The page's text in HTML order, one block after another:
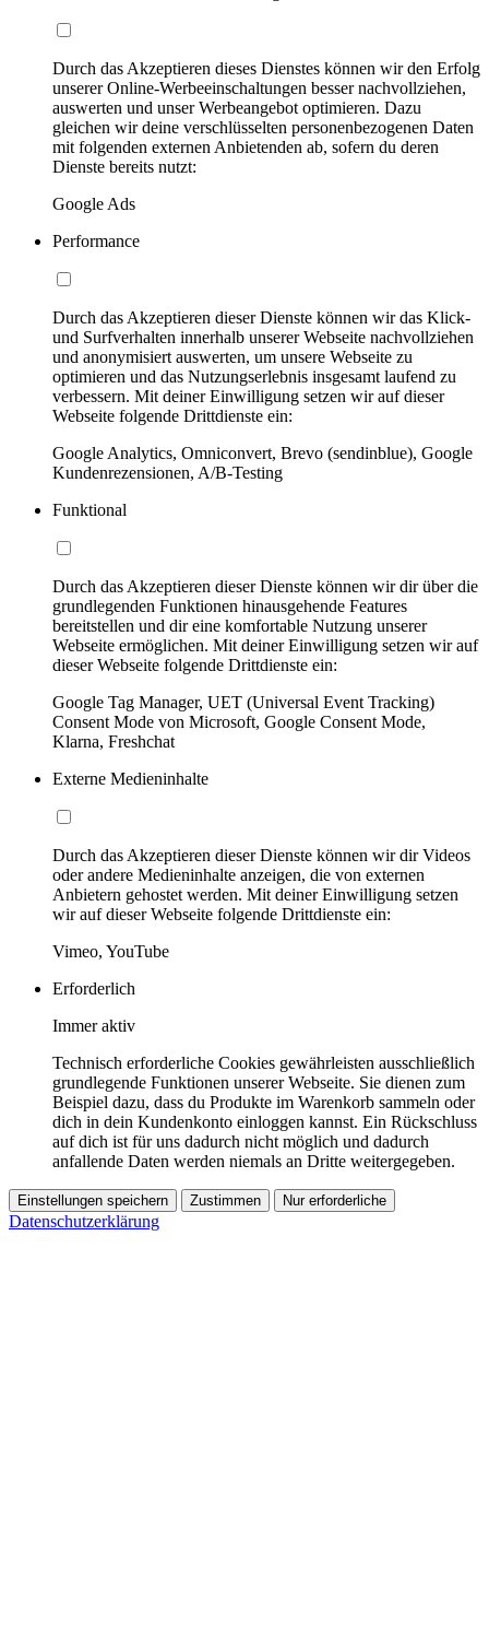
Durch das Akzeptieren dieses Dienstes können wir den Erfolg
unserer Online-Werbeeinschaltungen besser nachvollziehen,
auswerten und unser Werbeangebot optimieren. Dazu
gleichen wir deine verschlüsselten personenbezogenen Daten
mit folgenden externen Anbietenden ab, sofern du deren
Dienste bereits nutzt:
Google Ads
Performance
Durch das Akzeptieren dieser Dienste können wir das Klick-
und Surfverhalten innerhalb unserer Webseite nachvollziehen
und anonymisiert auswerten, um unsere Webseite zu
optimieren und das Nutzungserlebnis insgesamt laufend zu
verbessern. Mit deiner Einwilligung setzen wir auf dieser
Webseite folgende Drittdienste ein:
Google Analytics, Omniconvert, Brevo (sendinblue), Google
Kundenrezensionen, A/B-Testing
Funktional
Durch das Akzeptieren dieser Dienste können wir dir über die
grundlegenden Funktionen hinausgehende Features
bereitstellen und dir eine komfortable Nutzung unserer
Webseite ermöglichen. Mit deiner Einwilligung setzen wir auf
dieser Webseite folgende Drittdienste ein:
Google Tag Manager, UET (Universal Event Tracking)
Consent Mode von Microsoft, Google Consent Mode,
Klarna, Freshchat
Externe Medieninhalte
Durch das Akzeptieren dieser Dienste können wir dir Videos
oder andere Medieninhalte anzeigen, die von externen
Anbietern gehostet werden. Mit deiner Einwilligung setzen
wir auf dieser Webseite folgende Drittdienste ein:
Vimeo, YouTube
Erforderlich
Immer aktiv
Technisch erforderliche Cookies gewährleisten ausschließlich
grundlegende Funktionen unserer Webseite. Sie dienen zum
Beispiel dazu, dass du Produkte im Warenkorb sammeln oder
dich in dein Kundenkonto einloggen kannst. Ein Rückschluss
auf dich ist für uns dadurch nicht möglich und dadurch
anfallende Daten werden niemals an Dritte weitergegeben.
Einstellungen speichern Zustimmen Nur erforderliche
Datenschutzerklärung